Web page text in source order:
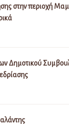
στην περιοχή
Δημοτικού